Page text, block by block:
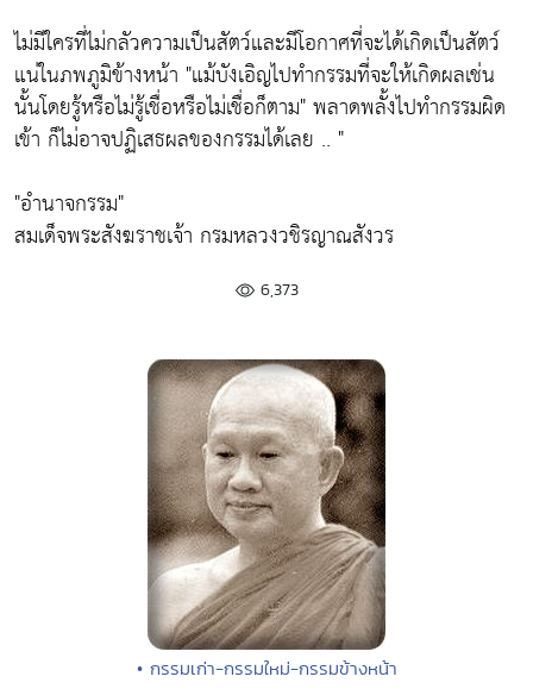
ไม่มีใครที่ไม่กลัวความเป็นสัตว์และมีโอกาศที่จะได้เกิดเป็นสัตว์
แน่ในภพภูมิข้างหน้า "แม้บังเอิญไปทำกรรมที่จะให้เกิดผลเช่น
นั้นโดยรู้หรือไม่รู้เชื่อหรือไม่เชื่อก็ตาม"พลาดพลั้งไปทำกรรมผิด
เข้า ก็ไม่อาจปฏิเสธผลของกรรมได้เลย .. "
"อำนาจกรรม"
สมเด็จพระสังฆราชเจ้า กรมหลวงวชิรญาณสังวร
6,373
• กรรมเก่า-กรรมใหม่-กรรมข้างหน้า